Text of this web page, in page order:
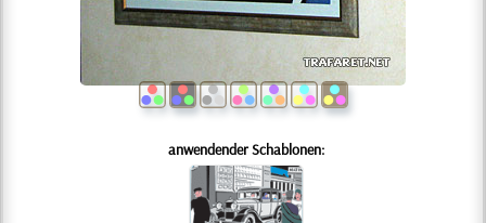
anwendender Schablonen: